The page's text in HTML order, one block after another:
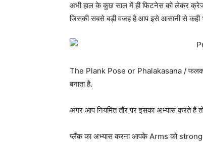
अभी हाल के कुछ साल में ही फिटनेस को लेकर
जिसकी सबसे बड़ी वजह है आप इसे आसानी से कही
The Plank Pose or Phalakasana /
बनाता है.
अगर आप नियमित तौर पर इसका अभ्यास करते है
प्लैंक का अभ्यास करना आपके Arms को strong